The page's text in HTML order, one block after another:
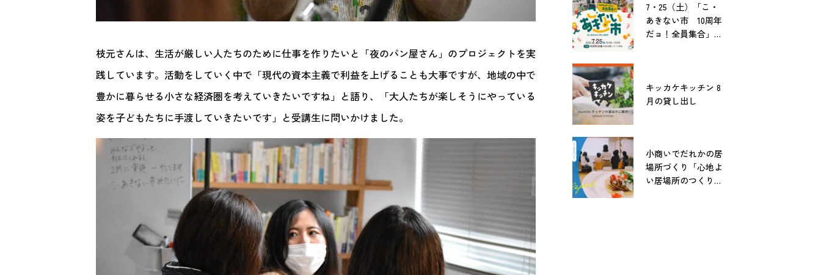
枝元さんは、生活が厳しい人たちのために仕事を作りたいと「夜のパン屋さん」のプロジェクトを実
践しています。活動をしていく中で「現代の資本主義で利益を上げることも大事ですが、地域の中で
豊かに暮らせる小さな経済圏を考えていきたいですね」と語り、「大人たちが楽しそうにやっている
姿を子どもたちに手渡していきたいです」と受講生に問いかけました。
7・25（土）「こ・
あきない市 10周年
だョ！全員集合」開
キッカケキッチン 8
月の貸し出し
小商いでだれかの居
場所づくり「心地よ
い居場所のつくりか